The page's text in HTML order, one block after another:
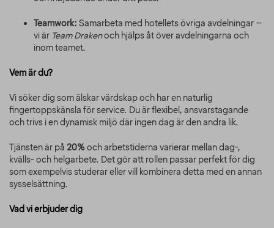
Teamwork: Samarbeta med hotellets övriga avdelningar –
vi är Team Drakenoch hjälps åt över avdelningarna och
inom teamet.
Vem är du?
Vi söker dig som älskar värdskap och har en naturlig
fingertoppskänsla för service. Du är flexibel, ansvarstagande
och trivs i en dynamisk miljö där ingen dag är den andra lik.
Tjänsten är på 20% och arbetstiderna varierar mellan dag-,
kvälls- och helgarbete. Det gör att rollen passar perfekt för dig
som exempelvis studerar eller vill kombinera detta med en annan
sysselsättning.
Vad vi erbjuder dig